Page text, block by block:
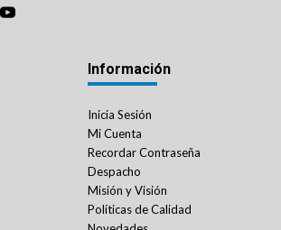
Información
Inicia Sesión
Mi Cuenta
Recordar Contraseña
Despacho
Misión y Visión
Políticas de Calidad